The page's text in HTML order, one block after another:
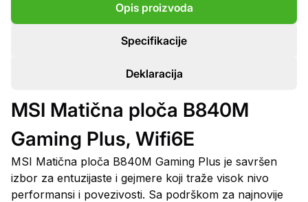
Opis proizvoda
Specifikacije
Deklaracija
MSI Matična ploča B840M
Gaming Plus, Wifi6E
MSI Matična ploča B840M Gaming Plus je savršen
izbor za entuzijaste i gejmere koji traže visok nivo
performansi i povezivosti. Sa podrškom za najnovije